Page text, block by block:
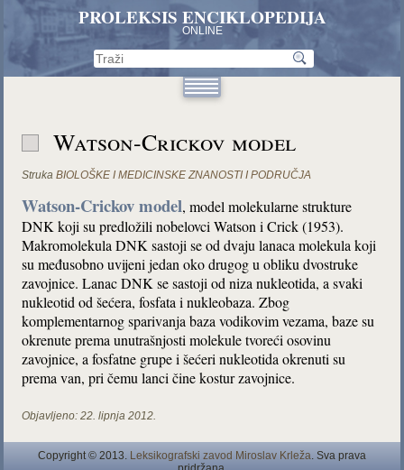
PROLEKSIS ENCIKLOPEDIJA
ONLINE
Watson-Crickov model
Struka BIOLOŠKE I MEDICINSKE ZNANOSTI I PODRUČJA
Watson-Crickov model, model molekularne strukture
DNK koji su predložili nobelovci Watson i Crick (1953).
Makromolekula DNK sastoji se od dvaju lanaca molekula koji
su međusobno uvijeni jedan oko drugog u obliku dvostruke
zavojnice. Lanac DNK se sastoji od niza nukleotida, a svaki
nukleotid od šećera, fosfata i nukleobaza. Zbog
komplementarnog sparivanja baza vodikovim vezama, baze su
okrenute prema unutrašnjosti molekule tvoreći osovinu
zavojnice, a fosfatne grupe i šećeri nukleotida okrenuti su
prema van, pri čemu lanci čine kostur zavojnice.
Objavljeno: 22. lipnja 2012.
Copyright © 2013. Leksikografski zavod Miroslav Krleža. Sva prava